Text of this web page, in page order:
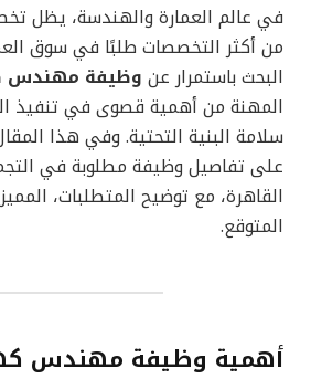
في عالم العمارة والهندسة، يظل
من أكثر التخصصات طلبًا في سوق
البحث باستمرار عنوظيفة مهندس
المهنة من أهمية قصوى في تنفيذ
سلامة البنية التحتية. وفي هذا
على تفاصيل وظيفة مطلوبة في
القاهرة، مع توضيح المتطلبات،
المتوقع.
أهمية وظيفة مهندس